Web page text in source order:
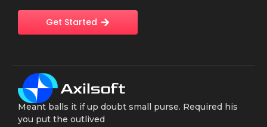
Get Started
Meant balls it if up doubt small purse. Required his
you put the outlived